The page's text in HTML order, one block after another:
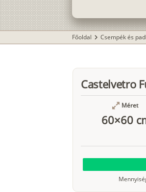
Főoldal chevron_right Csempék és
Castelvetro
Méret
60×60